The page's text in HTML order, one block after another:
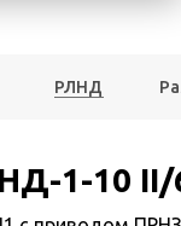
РЛНД
1-10